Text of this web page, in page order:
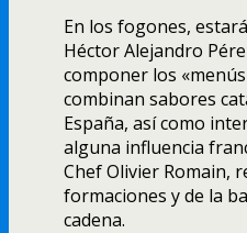
En los fogones,
Héctor Alejandro
componer los
combinan sabores
España, así­ como
alguna influencia
Chef Olivier Romain,
formaciones y de la
cadena.